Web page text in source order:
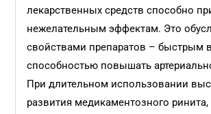
лекарственных средств способно
нежелательным эффектам. Это
свойствами препаратов – быстрым
способностью повышать
При длительном использовании
развития медикаментозного